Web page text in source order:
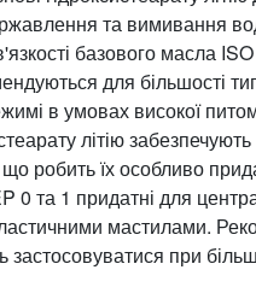
та вимивання
базового масла
для більшості
в умовах високої
літію
робить їх особливо
0 та 1 придатні для
мастилами.
при